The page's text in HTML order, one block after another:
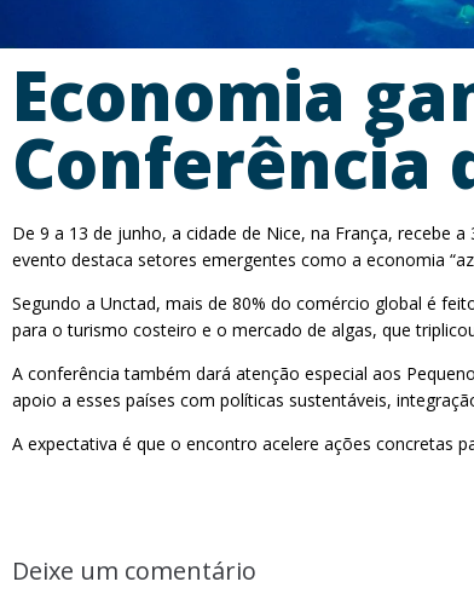
Economia
Conferência
De 9 a 13 de junho, a cidade de Nice, na França, recebe
evento destaca setores emergentes como a economia
Segundo a Unctad, mais de 80% do comércio global é
para o turismo costeiro e o mercado de algas, que
A conferência também dará atenção especial aos
apoio a esses países com políticas sustentáveis,
A expectativa é que o encontro acelere ações concretas
Deixe um comentário